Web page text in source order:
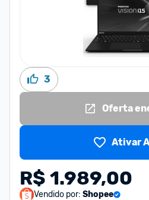
3
Oferta
Ativar
R$ 1.989,00
Vendido por: Shopee